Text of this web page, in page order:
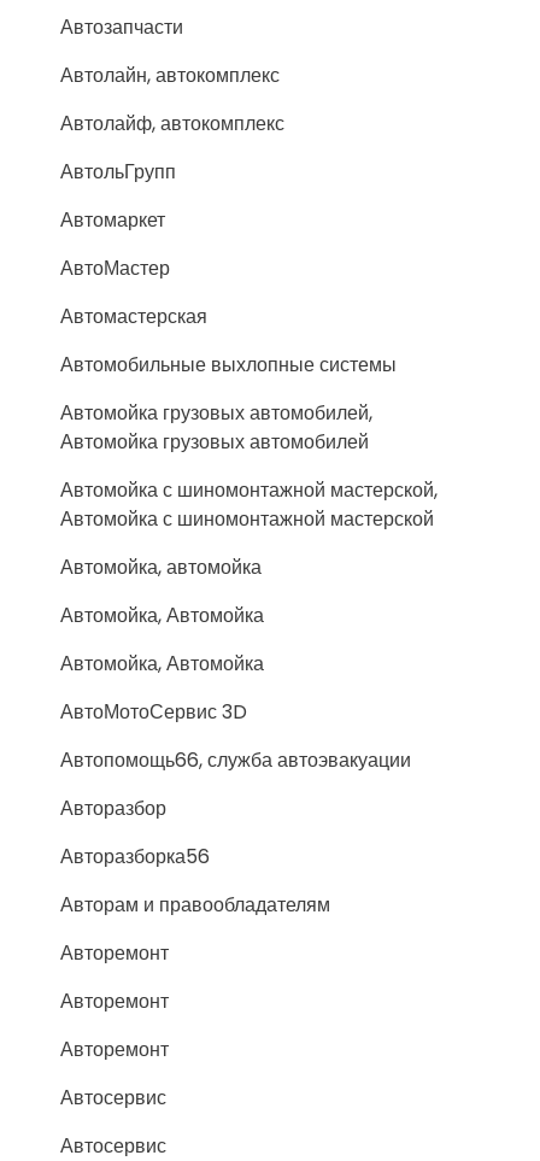
Автозапчасти
Автолайн, автокомплекс
Автолайф, автокомплекс
АвтольГрупп
Автомаркет
АвтоМастер
Автомастерская
Автомобильные выхлопные системы
Автомойка грузовых автомобилей,
Автомойка грузовых автомобилей
Автомойка с шиномонтажной мастерской,
Автомойка с шиномонтажной мастерской
Автомойка, автомойка
Автомойка, Автомойка
Автомойка, Автомойка
АвтоМотоСервис 3D
Автопомощь66, служба автоэвакуации
Авторазбор
Авторазборка56
Авторам и правообладателям
Авторемонт
Авторемонт
Авторемонт
Автосервис
Автосервис